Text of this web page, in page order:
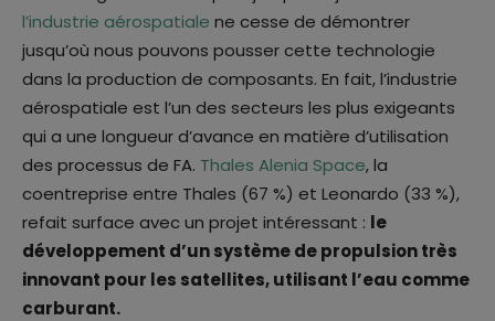
l’industrie aérospatiale ne cesse de démontrer
jusqu’où nous pouvons pousser cette technologie
dans la production de composants. En fait, l’industrie
aérospatiale est l’un des secteurs les plus exigeants
qui a une longueur d’avance en matière d’utilisation
des processus de FA. Thales Alenia Space, la
coentreprise entre Thales (67 %) et Leonardo (33 %),
refait surface avec un projet intéressant : le
développement d’un système de propulsion très
innovant pour les satellites, utilisant l’eau comme
carburant.